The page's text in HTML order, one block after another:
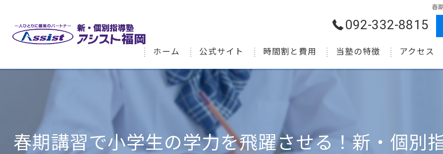
春
092-332-8815
ホーム 公式サイト 時間割と費用 当塾の特徴
高校生
アクセス
春期講習で小学生の学力を飛躍させる！新・個別